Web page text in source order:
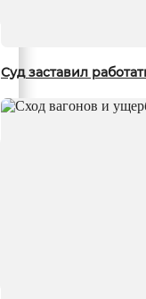
Суд заставил